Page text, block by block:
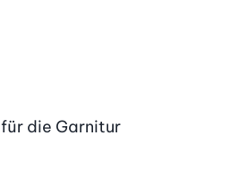
für die Garnitur